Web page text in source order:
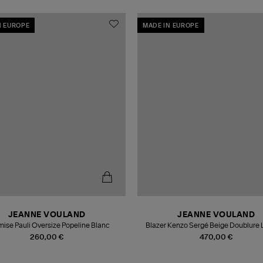
EUROPE
260,00 €
JEANNE VOULAND
Pauli Oversize Popeline Blanc
MADE IN EUROPE
470,00 €
JEANNE VOULAND
Blazer Kenzo Sergé Beige Doublure